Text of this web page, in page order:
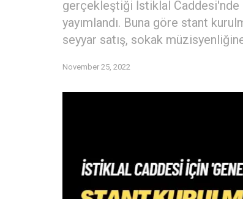
gerçekleştiği İstiklal Caddesi'nde
yayımlandı. Buna göre stant
seyyar satış, sokak
November 25, 2022